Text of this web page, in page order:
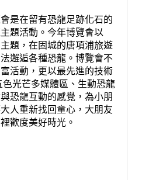
是在留有恐龍足跡化石的
題活動。今年博覽會以
題，在固城的唐項浦旅遊
邂逅各種恐龍。博覽會不
活動，更以最先進的技術
光芒多媒體區、生動恐龍
恐龍互動的感覺，為小朋
人重新找回童心，大朋友
歡度美好時光。